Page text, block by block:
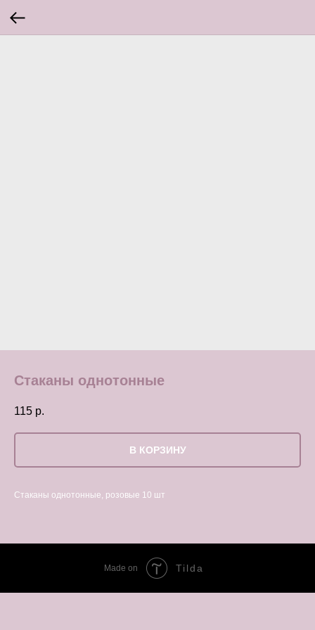
Стаканы однотонные
115 р.
В КОРЗИНУ
Стаканы однотонные, розовые 10 шт
Made on Tilda